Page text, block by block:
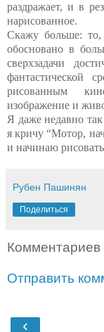
раздражает, и в
нарисованное.
Скажу больше: то,
обосновано в
сверхзадачи
фантастической
рисованным
изображение и
Я даже недавно
я кричу “Мотор,
и начинаю
Рубен Пашинян
Поделиться
Комментариев
Отправить
‹